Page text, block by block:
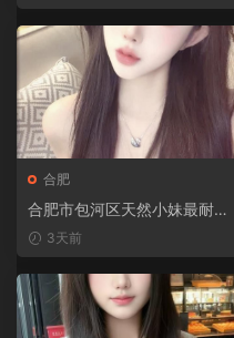
合肥
合肥市包河区天然小妹最耐泻
火记3天前